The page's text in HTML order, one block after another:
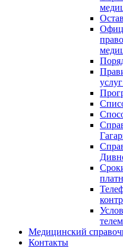
Медицинский
Контакты